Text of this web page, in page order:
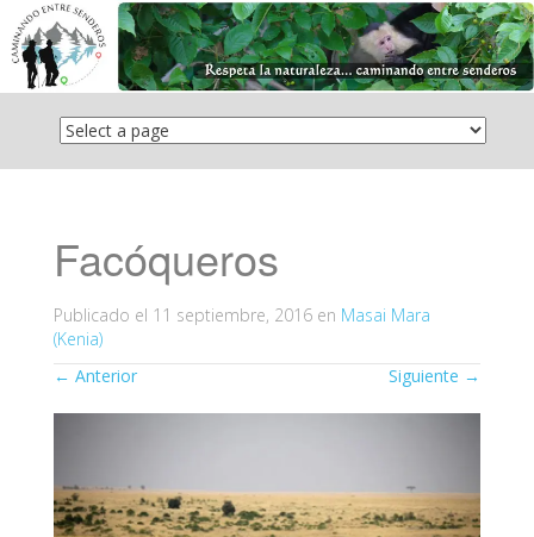
Saltar
contenido
Facóqueros
Publicado el 11 septiembre, 2016 en Masai Mara
(Kenia)
← Anterior Siguiente →